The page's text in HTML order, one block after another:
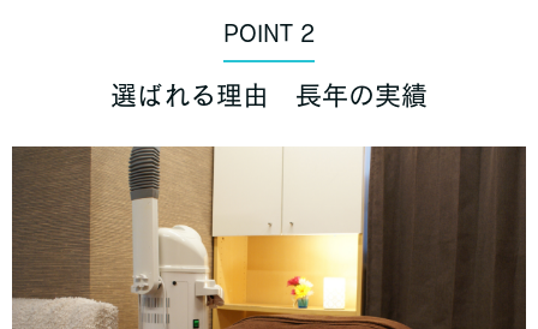
POINT 2
選ばれる理由 長年の実績